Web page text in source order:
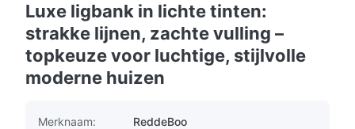
Luxe ligbank in lichte tinten:
strakke lijnen, zachte vulling –
topkeuze voor luchtige, stijlvolle
moderne huizen
Merknaam:
ReddeBoo